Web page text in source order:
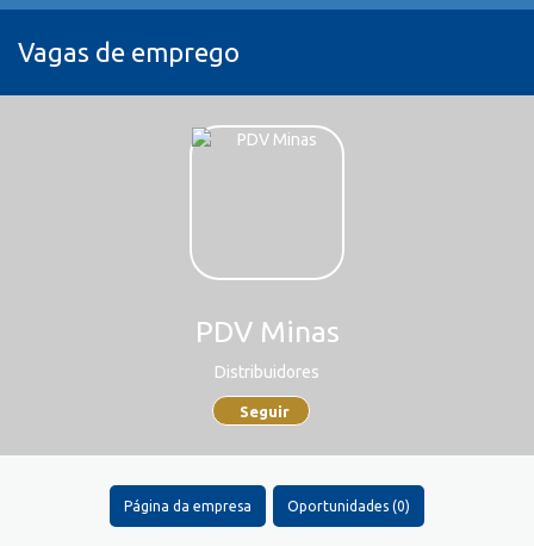
Vagas de emprego
PDV Minas
Distribuidores
Seguir
Página da empresa Oportunidades (0)